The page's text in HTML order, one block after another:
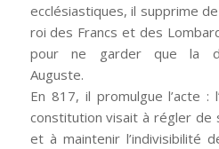
ecclésiastiques, il supprime
roi des Francs et des
pour ne garder que la
Auguste.
En 817, il promulgue l’acte :
constitution visait à régler de
et à maintenir l’indivisibilité